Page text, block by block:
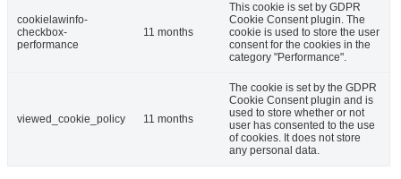
cookielawinfo-
checkbox-
performance
11 months
This cookie is set by GDPR
Cookie Consent plugin. The
cookie is used to store the user
consent for the cookies in the
category "Performance".
viewed_cookie_policy 11 months
The cookie is set by the GDPR
Cookie Consent plugin and is
used to store whether or not
user has consented to the use
of cookies. It does not store
any personal data.